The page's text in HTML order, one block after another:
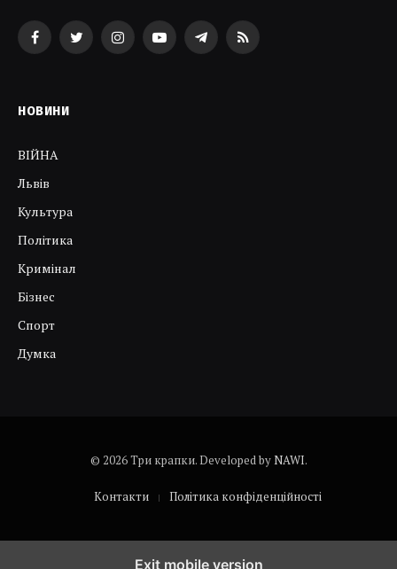
FacebookTwitterInstagramYouTubeTelegramRSS
НОВИНИ
ВІЙНА
Львів
Культура
Політика
Кримінал
Бізнес
Спорт
Думка
© 2026 Три крапки. Developed byNAWI.
Контакти Політика конфіденційності
Exit mobile version